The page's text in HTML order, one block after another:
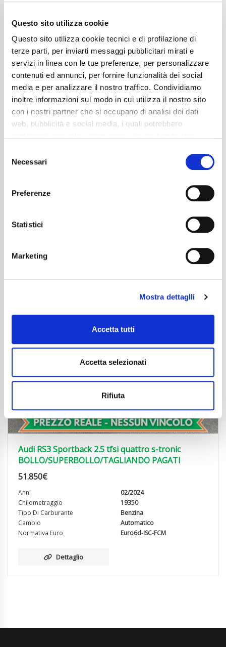
Questo sito utilizza cookie
Questo sito utilizza cookie tecnici e di profilazione di
terze parti, per inviarti messaggi pubblicitari mirati e
servizi in linea con le tue preferenze, per personalizzare
contenuti ed annunci, per fornire funzionalità dei social
media e per analizzare il nostro traffico. Condividiamo
inoltre informazioni sul modo in cui utilizza il nostro sito
con i nostri partner che si occupano di analisi dei dati
web, pubblicità e social media, i quali potrebbero
mera chiusura del banner non comporta l’accettazione
tutti” o selezionando le diverse categorie di cookies
Selection
Necessari
Preferenze
Statistici
Marketing
Mostra dettaglli
Accetta tutti
Accetta selezionati
Rifiuta
Audi A3 Sportback 30 2.0 tdi s-tronic
25.850€
Tipo Di Carburante
Audi RS3 Sportback 2.5 tfsi quattro s-tronic
BOLLO/SUPERBOLLO/TAGLIANDO PAGATI
51.850€
Anni
02/2024
Chilometraggio
19350
Tipo Di Carburante
Benzina
Cambio
Automatico
Normativa Euro
Euro6d-ISC-FCM
Dettaglio